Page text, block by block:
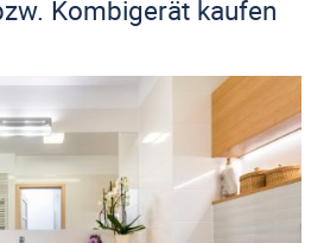
Kombigerät kaufen